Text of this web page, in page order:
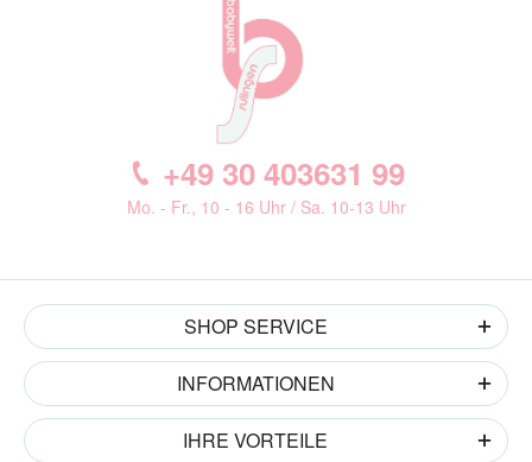
+49 30 403631 99
Mo. - Fr., 10 - 16 Uhr / Sa. 10-13 Uhr
SHOP SERVICE
INFORMATIONEN
IHRE VORTEILE